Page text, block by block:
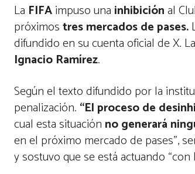
La FIFAimpuso una inhibiciónal
próximostres mercados de pases.
difundido en su cuenta oficial de X.
Ignacio Ramírez.
Según el texto difundido por la
penalización. “El proceso de
cual esta situación no generará
en el próximo mercado de pases”,
y sostuvo que se está actuando